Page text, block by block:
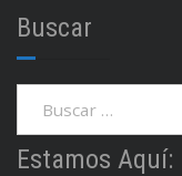
Buscar
Estamos Aquí: